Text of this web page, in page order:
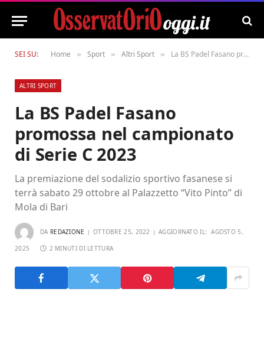
SEI SU: Home » Sport » Altri Sport » La BS Padel Fasano promossa nel campionato di Serie C 2023
ALTRI SPORT
La BS Padel Fasano
promossa nel campionato
di Serie C 2023
La premiazione del sodalizio sportivo fasanese si
terrà sabato 29 ottobre al Palazzetto “Vito Pinto” di
Mola di Bari
DA REDAZIONE OTTOBRE 25, 2022 AGGIORNATO IL: AGOSTO 5,
2025 2 MINUTI DI LETTURA